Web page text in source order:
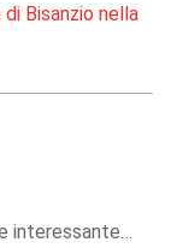
Bisanzio nella
interessante…